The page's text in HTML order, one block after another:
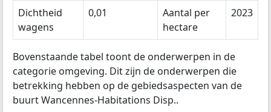
Dichtheid
wagens
0,01
Aantal per
hectare
2023
Bovenstaande tabel toont de onderwerpen in de
categorie omgeving. Dit zijn de onderwerpen die
betrekking hebben op de gebiedsaspecten van de
buurt Wancennes-Habitations Disp..